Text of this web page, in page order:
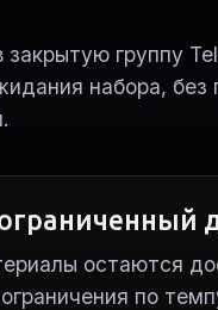
группу
набора, без
остаются
по